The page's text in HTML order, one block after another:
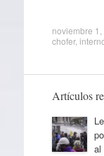
noviembre 1,
chofer,
Artículos
al